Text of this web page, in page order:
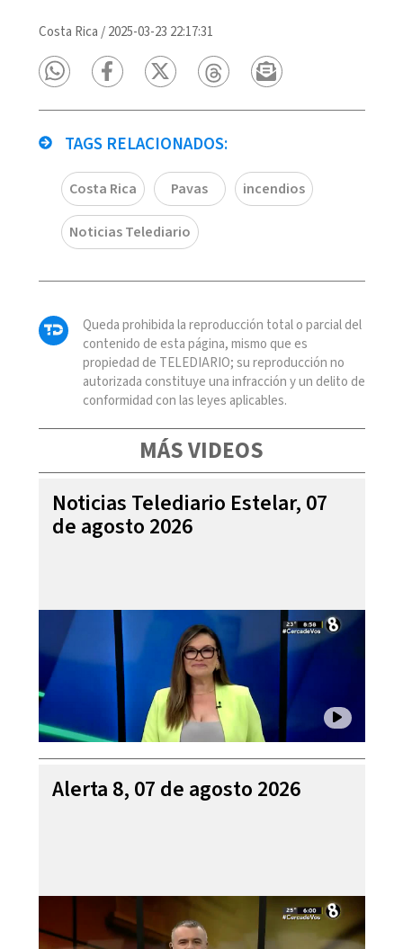
Costa Rica /2025-03-23 22:17:31
TAGS RELACIONADOS:
Costa Rica Pavas incendios
Noticias Telediario
Queda prohibida la reproducción total o parcial del
contenido de esta página, mismo que es
propiedad de TELEDIARIO; su reproducción no
autorizada constituye una infracción y un delito de
conformidad con las leyes aplicables.
MÁS VIDEOS
Noticias Telediario Estelar, 07
de agosto 2026
Alerta 8, 07 de agosto 2026